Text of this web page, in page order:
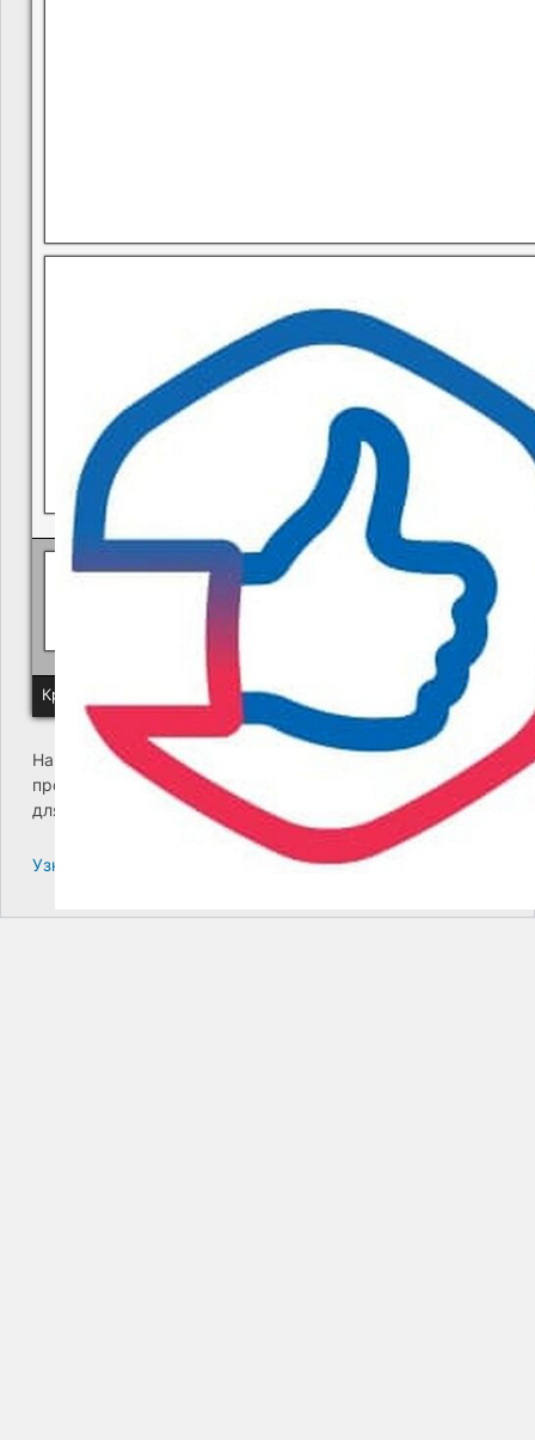
В квитанциях ошибки, в подъезде мусор, сотрудники
Политика КГУП "Камчатский водоканал" в отношении
Краевое государственное унитарное предприятие
На сайте возникла критическая ошибка. Пожалуйста,
проверьте входящие сообщения почты администратора
для дальнейших инструкций.
Узнайте больше про решение проблем с WordPress.